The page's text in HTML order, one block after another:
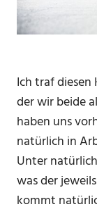
Ich traf
der wir beide
haben uns
natürlich in
Unter
was der
kommt